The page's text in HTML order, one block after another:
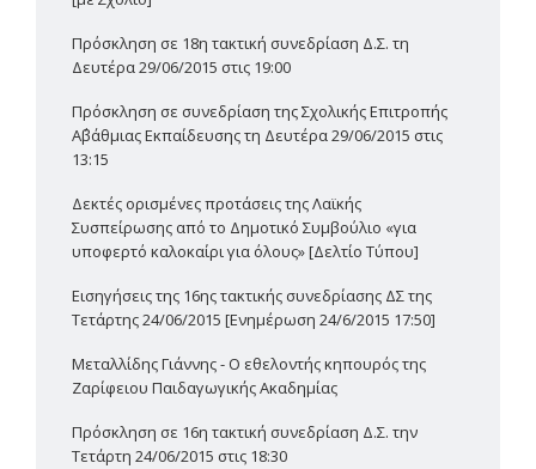
Πρόσκληση σε 18η τακτική συνεδρίαση Δ.Σ. τη
Δευτέρα 29/06/2015 στις 19:00
Πρόσκληση σε συνεδρίαση της Σχολικής Επιτροπής
Α΄βάθμιας Εκπαίδευσης τη Δευτέρα 29/06/2015 στις
13:15
Δεκτές ορισμένες προτάσεις της Λαϊκής
Συσπείρωσης από το Δημοτικό Συμβούλιο «για
υποφερτό καλοκαίρι για όλους» [Δελτίο Τύπου]
Εισηγήσεις της 16ης τακτικής συνεδρίασης ΔΣ της
Τετάρτης 24/06/2015 [Ενημέρωση 24/6/2015 17:50]
Μεταλλίδης Γιάννης - Ο εθελοντής κηπουρός της
Ζαρίφειου Παιδαγωγικής Ακαδημίας
Πρόσκληση σε 16η τακτική συνεδρίαση Δ.Σ. την
Τετάρτη 24/06/2015 στις 18:30